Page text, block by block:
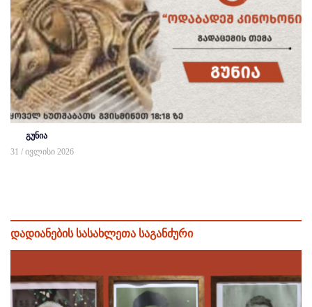
გუნია
31 / ივლისი 2026
დადიანების სასახლეთა საგანძური